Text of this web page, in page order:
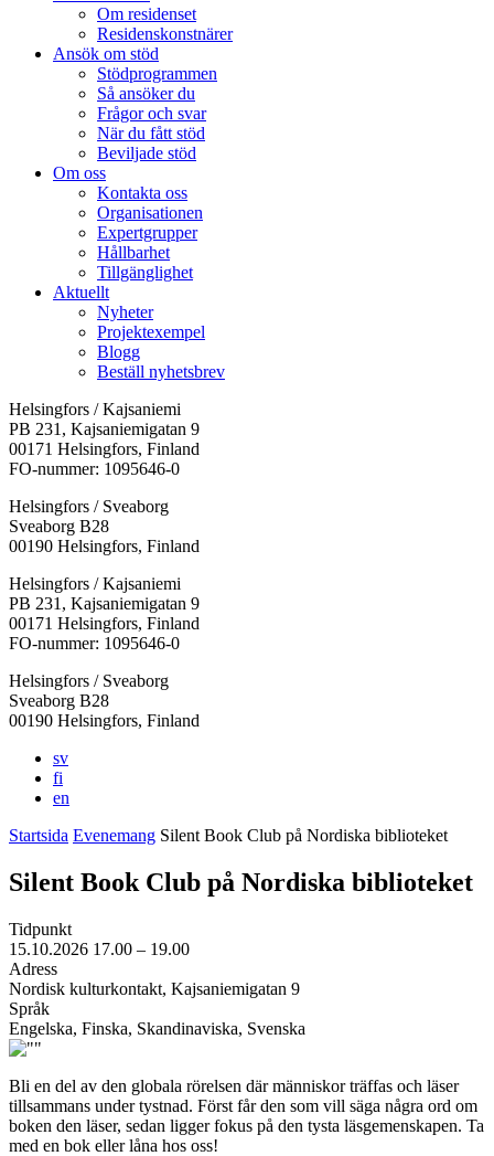
Om residenset
Residenskonstnärer
Ansök om stöd
Stödprogrammen
Så ansöker du
Frågor och svar
När du fått stöd
Beviljade stöd
Om oss
Kontakta oss
Organisationen
Expertgrupper
Hållbarhet
Tillgänglighet
Aktuellt
Nyheter
Projektexempel
Blogg
Beställ nyhetsbrev
Helsingfors / Kajsaniemi
PB 231, Kajsaniemigatan 9
00171 Helsingfors, Finland
FO-nummer: 1095646-0
Helsingfors / Sveaborg
Sveaborg B28
00190 Helsingfors, Finland
Facebook:
Öppnas
i
en
flik
Instagram:
Öppnas
i
en
flik
TikTok:
Öppnas
i
en
flik
Youtube:
Öppnas
i
en
flik
Vimeo:
Öppnas
i
en
flik
Helsingfors / Kajsaniemi
PB 231, Kajsaniemigatan 9
00171 Helsingfors, Finland
FO-nummer: 1095646-0
Helsingfors / Sveaborg
Sveaborg B28
00190 Helsingfors, Finland
sv
fi
en
Startsida Evenemang Silent Book Club på Nordiska biblioteket
Silent Book Club på Nordiska biblioteket
Tidpunkt
15.10.2026 17.00 – 19.00
Adress
Nordisk kulturkontakt, Kajsaniemigatan 9
Språk
Engelska, Finska, Skandinaviska, Svenska
Bli en del av den globala rörelsen där människor träffas och läser
tillsammans under tystnad. Först får den som vill säga några ord om
boken den läser, sedan ligger fokus på den tysta läsgemenskapen. Ta
med en bok eller låna hos oss!